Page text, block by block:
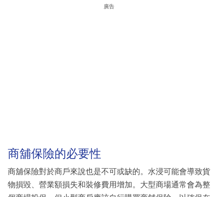
廣告
商舖保險的必要性
商舖保險對於商戶來說也是不可或缺的。水浸可能會導致貨
物損毀、營業額損失和裝修費用增加。大型商場通常會為整